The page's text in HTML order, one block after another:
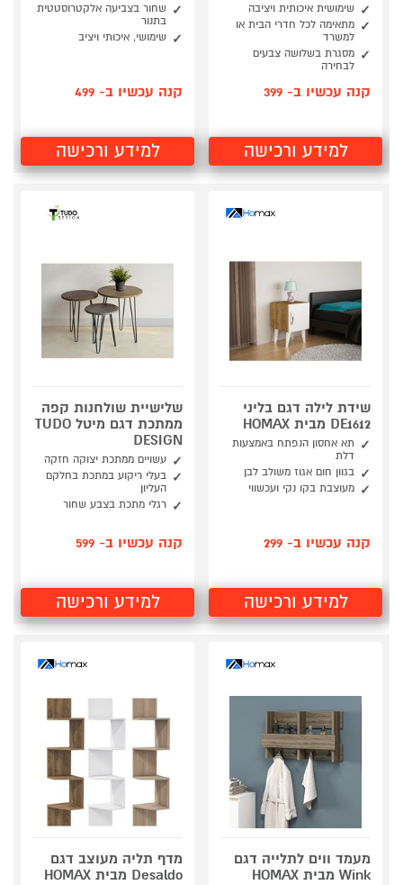
שימושית איכותית ויציבה
מתאימה לכל חדרי הבית או
למשרד
מסגרת בשלושה צבעים
לבחירה
קנה עכשיו ב- 399
למידע ורכישה
שחור בצביעה אלקטרוסטטית
בתנור
שימושי, איכותי ויציב
קנה עכשיו ב- 499
למידע ורכישה
שידת לילה דגם בליני
DE1612 מבית HOMAX
תא אחסון הנפתח באמצעות
דלת
בגוון חום אגוז משולב לבן
מעוצבת בקו נקי ועכשווי
קנה עכשיו ב- 299
למידע ורכישה
שלישיית שולחנות קפה
ממתכת דגם מיטל TUDO
DESIGN
עשויים ממתכת יצוקה חזקה
בעלי ריקוע במתכת בחלקם
העליון
רגלי מתכת בצבע שחור
קנה עכשיו ב- 599
למידע ורכישה
מעמד ווים לתלייה דגם
Wink מבית HOMAX
מדף תליה מעוצב דגם
Desaldo מבית HOMAX